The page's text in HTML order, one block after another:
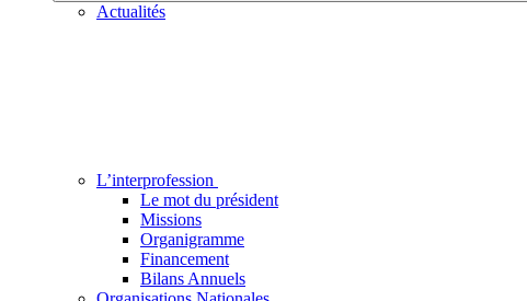
Actualités
L’interprofession
Le mot du président
Missions
Organigramme
Financement
Bilans Annuels